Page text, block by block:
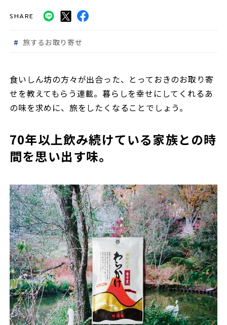
SHARE
旅するお取り寄せ
食いしん坊の方々が出合った、とっておきのお取り寄
せを教えてもらう連載。暮らしを幸せにしてくれるあ
の味を求めに、旅をしたくなることでしょう。
70年以上飲み続けている家族との時
間を思い出す味。